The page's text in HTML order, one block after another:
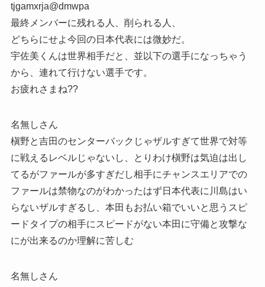
tjgamxrja@dmwpa
最終メンバーに残れる人、削られる人、
どちらにせよ今回の日本代表には微妙だ。
宇佐美くんは世界相手だと、並以下の選手になっちゃう
から、連れて行けない選手です。
お疲れさまね??
名無しさん
槇野と吉田のセンターバックじゃザルすぎて世界で対等
に戦えるレベルじゃないし、とりわけ槇野は気迫は出し
てるがファールが多すぎだし相手にチャンスエリアでの
ファールは禁物なのがわかったはず日本代表に川島はい
らないザルすぎるし、本田もお払い箱でいいと思うスピ
ードタイプの相手にスピードがない本田に守備と攻撃な
にが出来るのか理解に苦しむ
名無しさん